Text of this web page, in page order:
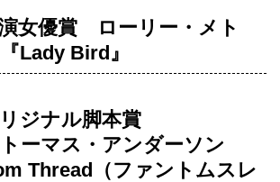
女優賞 ローリー・メト
Lady Bird』
ジナル脚本賞
ーマス・アンダーソン
Thread（ファントムスレ